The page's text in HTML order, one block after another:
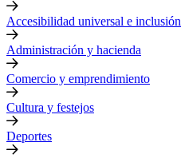
Accesibilidad universal e inclusión
Administración y hacienda
Comercio y emprendimiento
Cultura y festejos
Deportes